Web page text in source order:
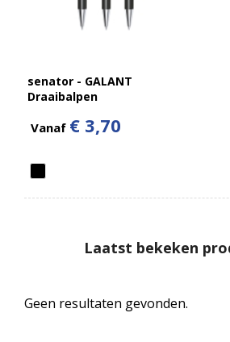
senator - GALANT
Draaibalpen
Vanaf € 3,70
Laatst bekeken
Geen resultaten gevonden.